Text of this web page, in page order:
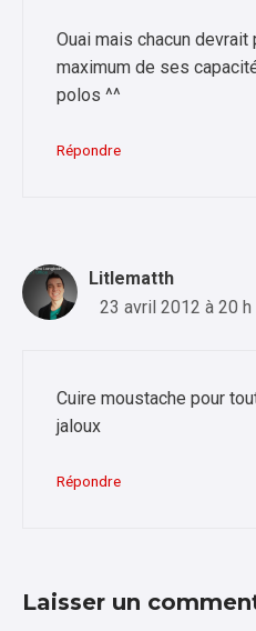
Ouai mais chacun devrait
maximum de ses
polos ^^
Répondre
Litlematth
23 avril 2012 à 20 h
Cuire moustache pour
jaloux
Répondre
Laisser un